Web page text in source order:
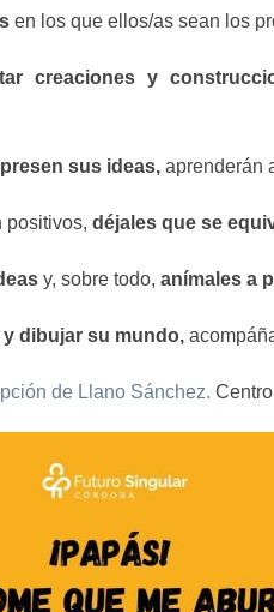
en los que ellos/as sean los
creaciones y
sus ideas, aprenderán
positivos, déjales que se
y, sobre todo, anímales a
dibujar su mundo,
de Llano Sánchez.